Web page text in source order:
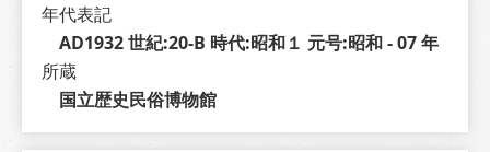
年代表記
AD1932 世紀:20-B 時代:昭和１ 元号:昭和 - 07 年
所蔵
国立歴史民俗博物館